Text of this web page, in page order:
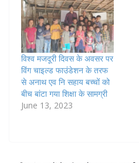
विश्व मजदूरी दिवस के अवसर पर
विंग चाइल्ड फाउंडेशन के तरफ
से अनाथ एव नि सहाय बच्चों को
बीच बांटा गया शिक्षा के सामग्री
June 13, 2023